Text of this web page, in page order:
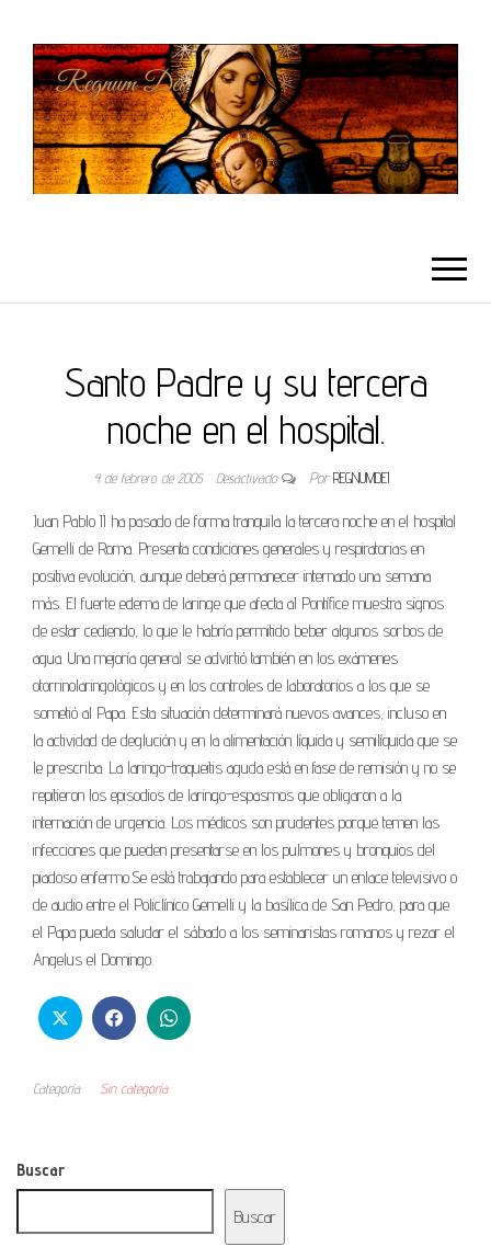
Santo Padre y su tercera
noche en el hospital.
4 de febrero de 2005 Desactivado Por REGNUMDEI
Juan Pablo II ha pasado de forma tranquila la tercera noche en el hospital
Gemelli de Roma. Presenta condiciones generales y respiratorias en
positiva evolución, aunque deberá permanecer internado una semana
más. El fuerte edema de laringe que afecta al Pontífice muestra signos
de estar cediendo, lo que le habría permitido beber algunos sorbos de
agua. Una mejoría general se advirtió también en los exámenes
otorrinolaringológicos y en los controles de laboratorios a los que se
sometió al Papa. Esta situación determinará nuevos avances, incluso en
la actividad de deglución y en la alimentación líquida y semilíquida que se
le prescriba. La laringo-traqueitis aguda está en fase de remisión y no se
repitieron los episodios de laringo-espasmos que obligaron a la
internación de urgencia. Los médicos son prudentes porque temen las
infecciones que pueden presentarse en los pulmones y bronquios del
piadoso enfermo.Se está trabajando para establecer un enlace televisivo o
de audio entre el Policlínico Gemelli y la basílica de San Pedro, para que
el Papa pueda saludar el sábado a los seminaristas romanos y rezar el
Angelus el Domingo.
Categoría Sin categoría
Buscar
Buscar